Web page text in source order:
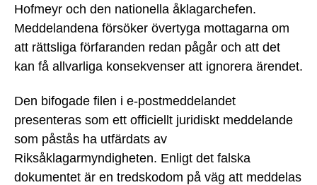
Hofmeyr och den nationella åklagarchefen.
Meddelandena försöker övertyga mottagarna om
att rättsliga förfaranden redan pågår och att det
kan få allvarliga konsekvenser att ignorera ärendet.
Den bifogade filen i e-postmeddelandet
presenteras som ett officiellt juridiskt meddelande
som påstås ha utfärdats av
Riksåklagarmyndigheten. Enligt det falska
dokumentet är en tredskodom på väg att meddelas